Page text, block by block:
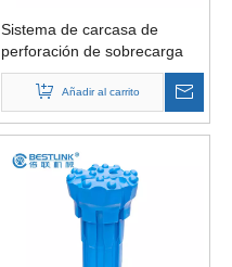
Sistema de carcasa de
perforación de sobrecarga
excéntrica de 3-10 pulgadas
Añadir al carrito